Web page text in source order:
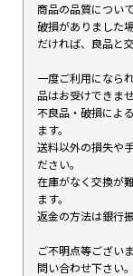
商品の品質につい
破損がありました
だければ、良品と
一度ご利用になら
品はお受けできませ
不良品・破損によ
ます。
送料以外の損失や
ださい。
在庫がなく交換が
ます。
返金の方法は銀行
ご不明点等ござい
問い合わせ下さい。